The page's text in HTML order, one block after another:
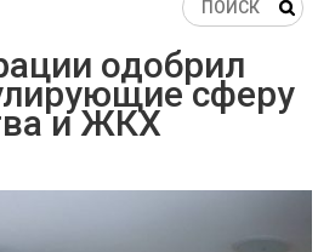
одобрил
сферу
и ЖКХ